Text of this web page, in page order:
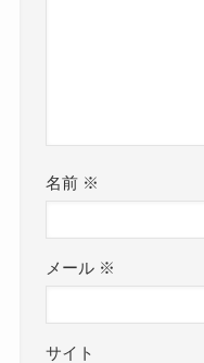
名前 ※
メール ※
サイト